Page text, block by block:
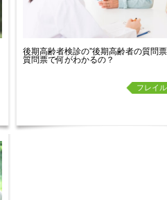
後期高齢者検診の”後期高齢者の質問
質問票で何がわかるの？
フレイル